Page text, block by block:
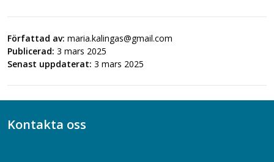
Författad av: maria.kalingas@gmail.com
Publicerad: 3 mars 2025
Senast uppdaterat: 3 mars 2025
Kontakta oss